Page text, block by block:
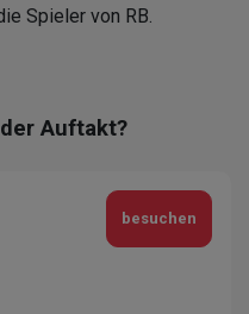
Spieler von RB.
Auftakt?
besuchen